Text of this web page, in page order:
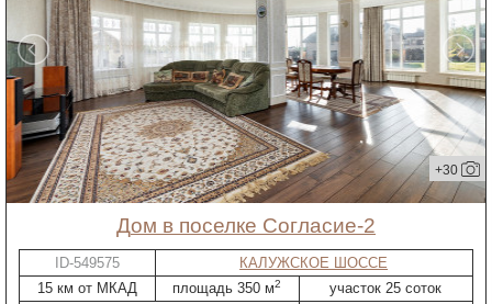
+30
дом в поселке Согласие-2
ID-549575
КАЛУЖСКОЕ ШОССЕ
15 км от МКАД
площадь 350 м2
участок 25 соток